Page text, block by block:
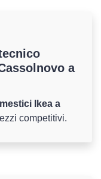
a
Ikea a
competitivi.